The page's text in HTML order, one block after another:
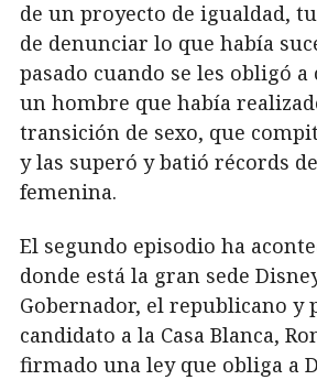
de un proyecto de igualdad,
de denunciar lo que había
pasado cuando se les obligó
un hombre que había
transición de sexo, que
y las superó y batió récords
femenina.
El segundo episodio ha
donde está la gran sede
Gobernador, el republicano y
candidato a la Casa Blanca,
firmado una ley que obliga a